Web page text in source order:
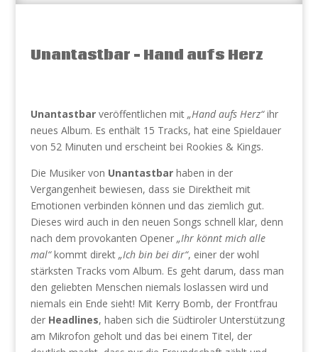
Unantastbar – Hand aufs Herz
Unantastbarveröffentlichen mit „Hand aufs Herz“ihr
neues Album. Es enthält 15 Tracks, hat eine Spieldauer
von 52 Minuten und erscheint bei Rookies & Kings.
Die Musiker von Unantastbarhaben in der
Vergangenheit bewiesen, dass sie Direktheit mit
Emotionen verbinden können und das ziemlich gut.
Dieses wird auch in den neuen Songs schnell klar, denn
nach dem provokanten Opener „Ihr könnt mich alle
mal“kommt direkt „Ich bin bei dir“, einer der wohl
stärksten Tracks vom Album. Es geht darum, dass man
den geliebten Menschen niemals loslassen wird und
niemals ein Ende sieht! Mit Kerry Bomb, der Frontfrau
der Headlines, haben sich die Südtiroler Unterstützung
am Mikrofon geholt und das bei einem Titel, der